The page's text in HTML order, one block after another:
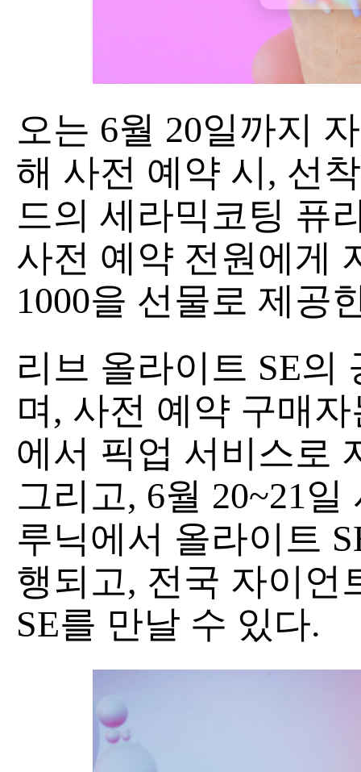
오는 6월 20일까지
해 사전 예약 시, 선
드의 세라믹코팅 퓨
사전 예약 전원에게
1000을 선물로 제공
리브 올라이트 SE의
며, 사전 예약 구매
에서 픽업 서비스로
그리고, 6월 20~21
루닉에서 올라이트
행되고, 전국 자이언
SE를 만날 수 있다.